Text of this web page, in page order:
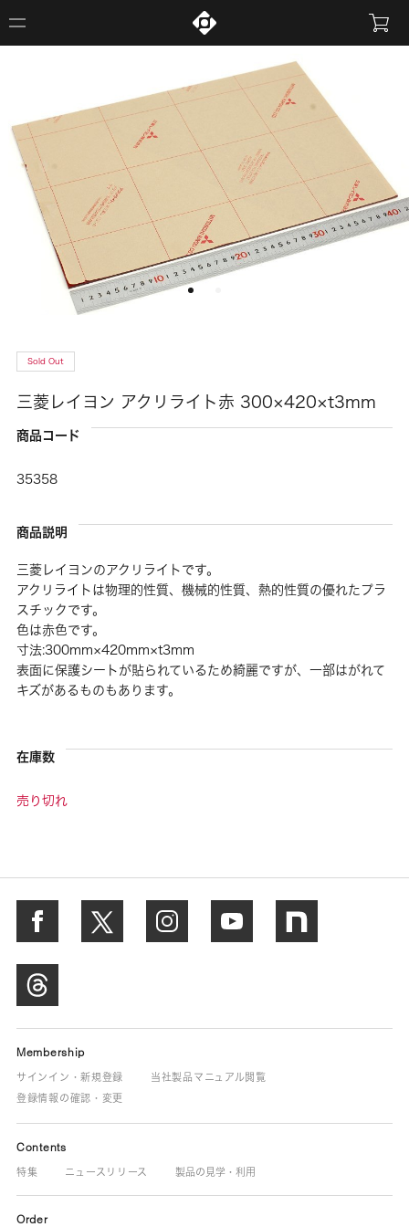
Sold Out
三菱レイヨン アクリライト赤 300×420×t3mm
商品コード
35358
商品説明
三菱レイヨンのアクリライトです。
アクリライトは物理的性質、機械的性質、熱的性質の優れたプラ
スチックです。
色は赤色です。
寸法:300mm×420mm×t3mm
表面に保護シートが貼られているため綺麗ですが、一部はがれて
キズがあるものもあります。
在庫数
売り切れ
Membership
サインイン・新規登録
当社製品マニュアル閲覧
登録情報の確認・変更
Contents
特集 ニュースリリース 製品の見学・利用
Order